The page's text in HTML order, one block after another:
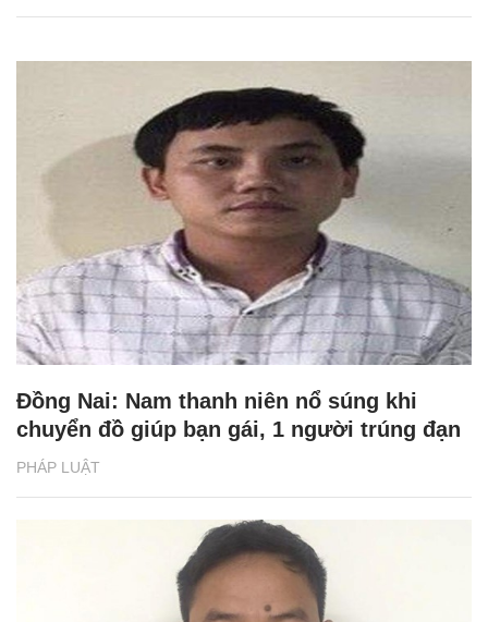
PHÁP LUẬT
Đồng Nai: Nam thanh niên nổ súng khi
chuyển đồ giúp bạn gái, 1 người trúng đạn